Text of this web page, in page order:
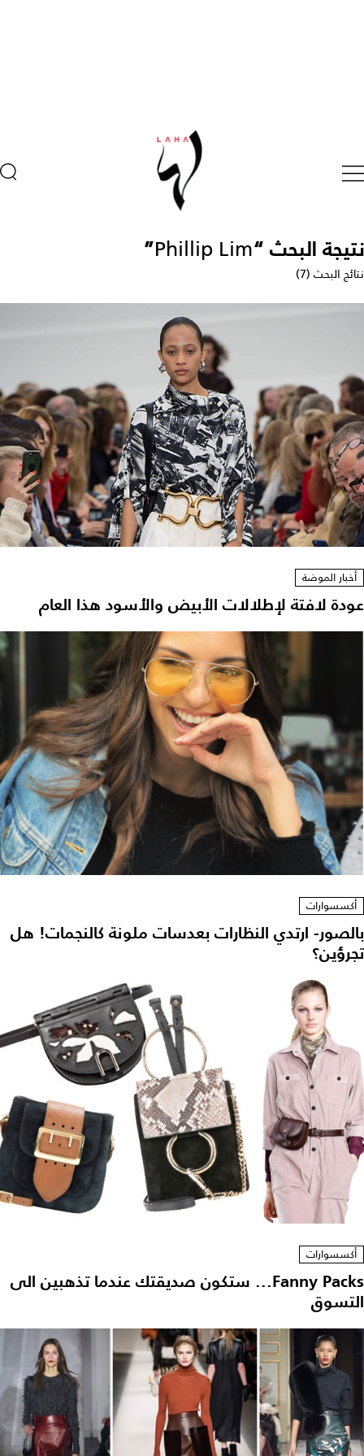
نتيجة البحث “Phillip Lim
”
نتائج البحث (7)
أخبار الموضة
عودة لافتة لإطلالات الأبيض والأسود هذا العام
أكسسوارات
بالصور- ارتدي النظارات بعدسات ملونة كالنجمات! هل
تجرؤين؟
أكسسوارات
Fanny Packs... ستكون صديقتك عندما تذهبين الى
التسوق